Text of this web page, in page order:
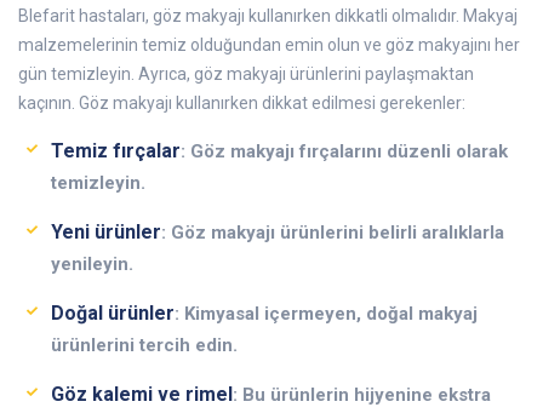
Blefarit hastaları, göz makyajı kullanırken dikkatli olmalıdır. Makyaj
malzemelerinin temiz olduğundan emin olun ve göz makyajını her
gün temizleyin. Ayrıca, göz makyajı ürünlerini paylaşmaktan
kaçının. Göz makyajı kullanırken dikkat edilmesi gerekenler:
Temiz fırçalar: Göz makyajı fırçalarını düzenli olarak
temizleyin.
Yeni ürünler: Göz makyajı ürünlerini belirli aralıklarla
yenileyin.
Doğal ürünler: Kimyasal içermeyen, doğal makyaj
ürünlerini tercih edin.
Göz kalemi ve rimel: Bu ürünlerin hijyenine ekstra